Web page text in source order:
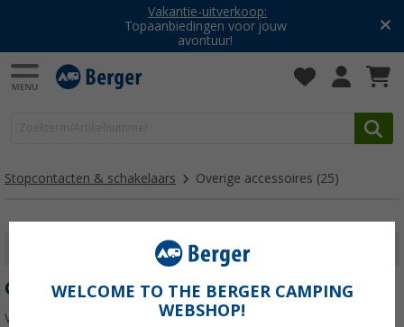
Vakantie-uitverkoop:
Topaanbiedingen voor jouw
avontuur!
Stopcontacten & schakelaars Overige accessoires (25)
FILTER WEERGEVEN
OVERIGE ACCESSOIRES
Van montageframes en kabelschoenen tot kabeloprollers en
WELCOME TO THE BERGER CAMPING
WEBSHOP!